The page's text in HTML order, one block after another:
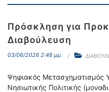
Πρόσκληση για
Διαβούλευση
03/06/2026 2:48 μμ.
Ψηφιακός Μετασχηματισμός
Νησιωτικής Πολιτικής